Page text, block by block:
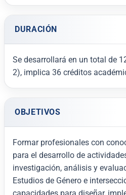
DURACIÓN
Se desarrollará en un total de
2), implica 36 créditos
OBJETIVOS
Formar profesionales con
para el desarrollo de
investigación, análisis y
Estudios de Género e